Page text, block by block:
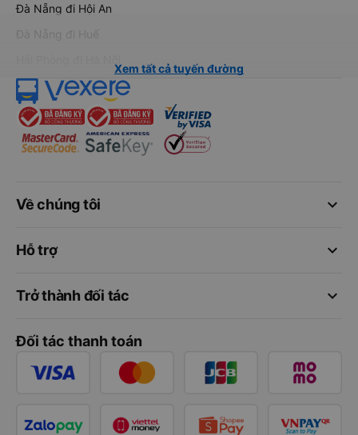
Đà Nẵng đi Hội An
Đà Nẵng đi Huế
Xem tất cả tuyến đường
keyboard_arrow_down
Về chúng tôi
keyboard_arrow_down
Hỗ trợ
keyboard_arrow_down
Trở thành đối tác
Đối tác thanh toán